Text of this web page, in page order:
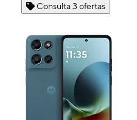
Consulta 3 ofertas